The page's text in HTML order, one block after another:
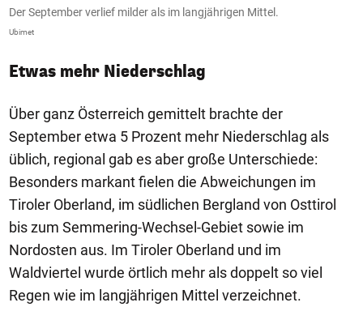
Der September verlief milder als im langjährigen Mittel.
Ubimet
Etwas mehr Niederschlag
Über ganz Österreich gemittelt brachte der
September etwa 5 Prozent mehr Niederschlag als
üblich, regional gab es aber große Unterschiede:
Besonders markant fielen die Abweichungen im
Tiroler Oberland, im südlichen Bergland von Osttirol
bis zum Semmering-Wechsel-Gebiet sowie im
Nordosten aus. Im Tiroler Oberland und im
Waldviertel wurde örtlich mehr als doppelt so viel
Regen wie im langjährigen Mittel verzeichnet.